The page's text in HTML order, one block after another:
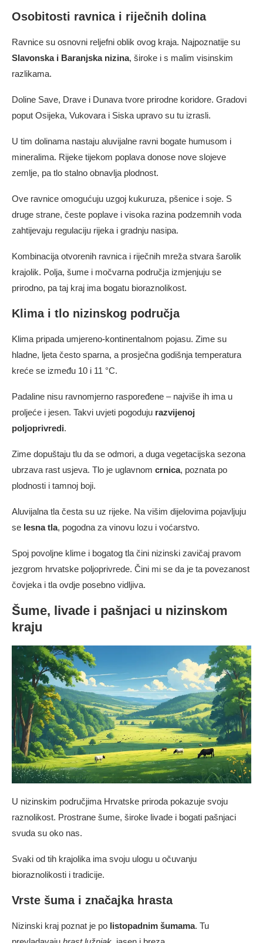
Osobitosti ravnica i riječnih dolina
Ravnice su osnovni reljefni oblik ovog kraja. Najpoznatije su
Slavonska i Baranjska nizina, široke i s malim visinskim
razlikama.
Doline Save, Drave i Dunava tvore prirodne koridore. Gradovi
poput Osijeka, Vukovara i Siska upravo su tu izrasli.
U tim dolinama nastaju aluvijalne ravni bogate humusom i
mineralima. Rijeke tijekom poplava donose nove slojeve
zemlje, pa tlo stalno obnavlja plodnost.
Ove ravnice omogućuju uzgoj kukuruza, pšenice i soje. S
druge strane, česte poplave i visoka razina podzemnih voda
zahtijevaju regulaciju rijeka i gradnju nasipa.
Kombinacija otvorenih ravnica i riječnih mreža stvara šarolik
krajolik. Polja, šume i močvarna područja izmjenjuju se
prirodno, pa taj kraj ima bogatu bioraznolikost.
Klima i tlo nizinskog područja
Klima pripada umjereno-kontinentalnom pojasu. Zime su
hladne, ljeta često sparna, a prosječna godišnja temperatura
kreće se između 10 i 11 °C.
Padaline nisu ravnomjerno raspoređene – najviše ih ima u
proljeće i jesen. Takvi uvjeti pogoduju razvijenoj
poljoprivredi.
Zime dopuštaju tlu da se odmori, a duga vegetacijska sezona
ubrzava rast usjeva. Tlo je uglavnom crnica, poznata po
plodnosti i tamnoj boji.
Aluvijalna tla česta su uz rijeke. Na višim dijelovima pojavljuju
se lesna tla, pogodna za vinovu lozu i voćarstvo.
Spoj povoljne klime i bogatog tla čini nizinski zavičaj pravom
jezgrom hrvatske poljoprivrede. Čini mi se da je ta povezanost
čovjeka i tla ovdje posebno vidljiva.
Šume, livade i pašnjaci u nizinskom
kraju
U nizinskim područjima Hrvatske priroda pokazuje svoju
raznolikost. Prostrane šume, široke livade i bogati pašnjaci
svuda su oko nas.
Svaki od tih krajolika ima svoju ulogu u očuvanju
bioraznolikosti i tradicije.
Vrste šuma i značajka hrasta
Nizinski kraj poznat je po listopadnim šumama. Tu